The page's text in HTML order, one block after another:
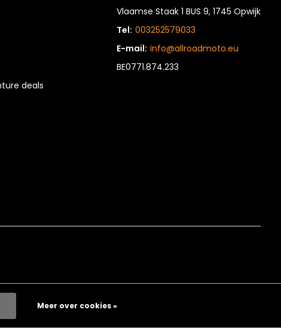
deals
Vlaamse Staak 1 BUS 9, 1745 Opwijk
Tel: 003252579033
E-mail: info@allroadmoto.eu
BE0771.874.233
Meer over cookies »